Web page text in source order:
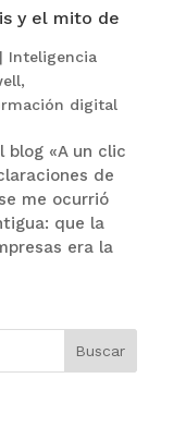
y el mito de
| Inteligencia
,
digital
blog «A un clic
de
me ocurrió
que la
era la